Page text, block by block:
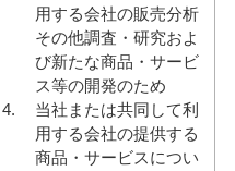
用する会社の販売分析
その他調査・研究およ
び新たな商品・サービ
ス等の開発のため
当社または共同して利
用する会社の提供する
商品・サービスについ